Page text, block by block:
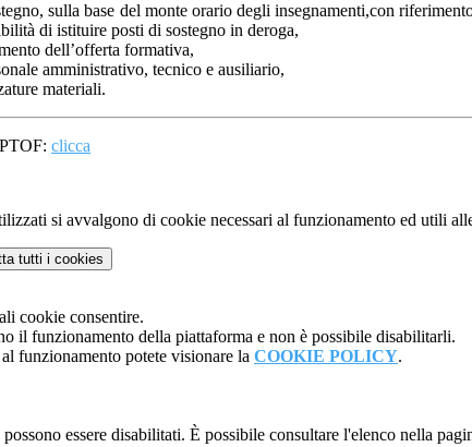
sulla base del monte orario degli insegnamenti,con
di istituire posti di sostegno in deroga,
dell’offerta formativa,
amministrativo, tecnico e ausiliario,
materiali.
clicca
si avvalgono di cookie necessari al funzionamento ed utili
tutti i cookies
cookie consentire.
il funzionamento della piattaforma e non è possibile disabilitarli.
funzionamento potete visionare la COOKIE POLICY.
essere disabilitati. È possibile consultare l'elenco nella